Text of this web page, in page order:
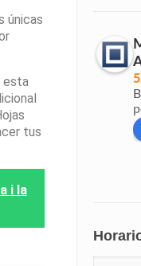
únicas
esta
tus
i la